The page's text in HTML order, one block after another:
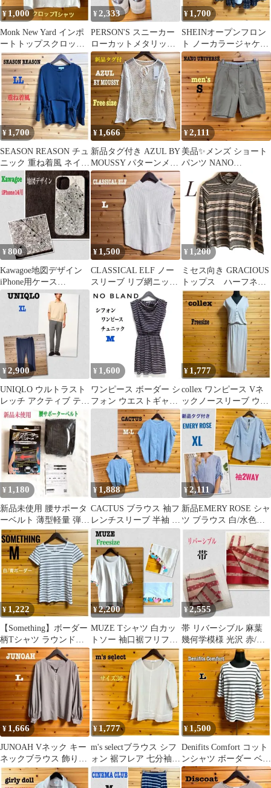
¥ 1,000
Monk New Yard インポ
ートトップスクロップ
ショート丈シャツリボ
ン柄M
¥2,333
PERSON'S スニーカー
ローカットメタリック
軽量 白/シルバー LL
¥ 1,700
SHEINオープンフロン
ト ノーカラージャケッ
ト ブラックホワイト
¥ 1,700
SEASON REASON チュ
ニック 重ね着風 ネイビ
ー 濃紺 LL
¥1,666
新品タグ付き AZUL BY
MOUSSY パターンメッ
シュプルオーバー 白 F
¥2,111
美品✨メンズ ショート
パンツ NANO
UNIVERSE ハーフ カー
キS
¥800
Kawagoe地図デザイン
iPhone用ケース
iPhone14用
¥ 1,500
CLASSICAL ELF ノー
スリーブ リブ網ニット
モックネック ベージュ
¥ 1,200
ミセス向き GRACIOUS
トップス ハーフネッ
ク プルオーバーシャ
ツ L
¥2,900
UNIQLO ウルトラスト
レッチ アクティブ テー
パードパンツ グレー
¥ 1,600
ワンピース ボーダー シ
フォン ウエストギャザ
ーゴム フリー M
¥ 1,777
collex ワンピース Vネ
ックノースリーブ ウエ
ストゴム ベージュ F
¥ 1,180
新品未使用 腰サポータ
ーベルト 薄型軽量 弾性
ボーン 通気性 男女兼用
黒
¥ 1,888
CACTUS ブラウス 袖フ
レンチスリーブ 半袖 ブ
ラウス ライトブルー
M-L
¥2,111
新品EMERY ROSE シャ
ツ ブラウス 白/水色ス
トライプ 袖2way XL
¥1,222
【Something】ボーダー
柄Tシャツ ラウンドネ
ックトップス 白/青 M
¥2,200
MUZE Tシャツ 白カッ
トソー 袖口裾フリフリ
Freesize (〜4L)
¥2,555
帯 リバーシブル 麻葉
幾何学模様 光沢 赤/ベ
ージュ系ゴールド
¥ 1,666
JUNOAH Vネック キー
ネックブラウス 飾りボ
タン付 バルーン袖ベー
ジュ L
¥1,777
m's selectブラウス シフ
ォン 裾フレア 七分袖
オフホワイトサイズ36
¥ 1,500
Denifits Comfort コット
ンシャツ ボーダー ベー
ジュ/グレー L